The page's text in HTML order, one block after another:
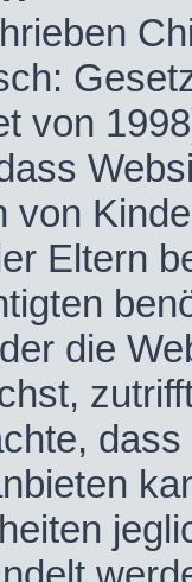
von
von
Eltern
die